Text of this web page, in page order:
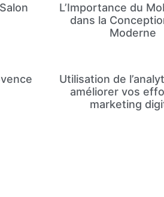
L’Importance du
dans la
Moderne
Utilisation de
améliorer vos
marketing